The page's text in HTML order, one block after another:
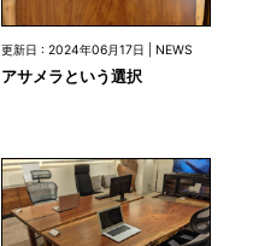
更新日 : 2024年06月17日 | NEWS
アサメラという選択